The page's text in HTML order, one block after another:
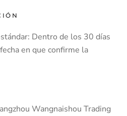
Dentro de los 30 días
en que confirme la
Wangnaishou Trading